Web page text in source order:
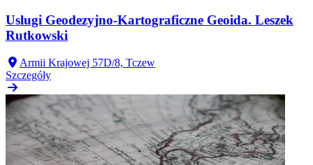
Uslugi Geodezyjno-Kartograficzne Geoida. Leszek
Rutkowski
Armii Krajowej 57D/8, Tczew
Szczegóły